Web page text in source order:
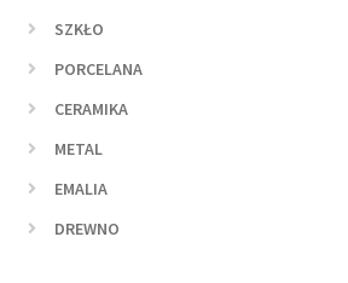
SZKŁO
PORCELANA
CERAMIKA
METAL
EMALIA
DREWNO